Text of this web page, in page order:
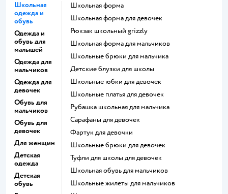
Школьная
одежда и
обувь
Одежда и
обувь для
малышей
Одежда для
мальчиков
Одежда для
девочек
Обувь для
мальчиков
Обувь для
девочек
Для женщин
Детская
одежда
Детская
обувь
Школьная форма
Школьная форма для девочек
Рюкзак школьный grizzly
Школьная форма для мальчиков
Школьные брюки для мальчика
Детские блузки для школы
Школьные юбки для девочек
Школьные платья для девочек
Рубашка школьная для мальчика
Сарафаны для девочек
Фартук для девочки
Школьные брюки для девочек
Туфли для школы для девочек
Школьная обувь для мальчиков
Школьные жилеты для мальчиков